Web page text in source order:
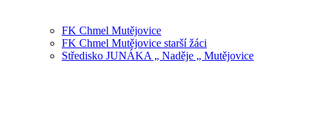
FK Chmel Mutějovice
FK Chmel Mutějovice starší žáci
Středisko JUNÁKA „ Naděje „ Mutějovice